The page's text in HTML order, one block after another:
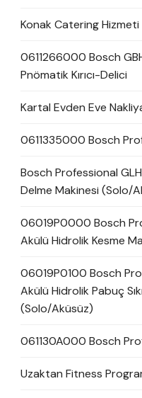
Konak Catering Hizmeti
0611266000 Bosch
Pnömatik Kırıcı-Delici
Kartal Evden Eve
0611335000 Bosch
Bosch Professional
Delme Makinesi (Solo/
06019P0000 Bosch
Akülü Hidrolik Kesme
06019P0100 Bosch
Akülü Hidrolik Pabuç
(Solo/Aküsüz)
061130A000 Bosch
Uzaktan Fitness